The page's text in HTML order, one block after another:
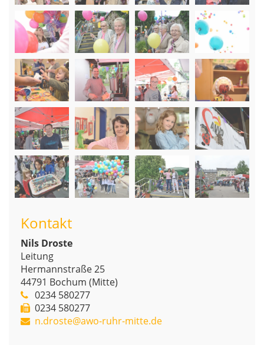
Kontakt
Nils Droste
Leitung
Hermannstraße 25
44791 Bochum (Mitte)
0234 580277
0234 580277
n.droste@awo-ruhr-mitte.de